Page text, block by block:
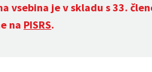
vsebina je v skladu s 33.
na PISRS.